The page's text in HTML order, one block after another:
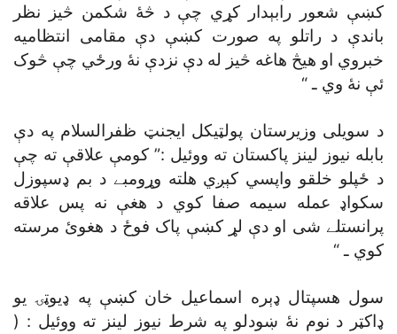
کښې شعور رابېدار کړي چې د څۀ شکمن څيز نظر
باندې د راتلو په صورت کښې دې مقامى انتظاميه
خبروي او هيڅ هاغه څيز له دې نزدې نۀ ورځي چې څوک
ئې نۀ وي ـ “
د سويلى وزيرستان پولټيکل ايجنټ ظفرالسلام په دې
بابله نيوز لينز پاکستان ته ووئيل :” کومې علاقې ته چې
د ځپلو خلقو واپسي کېږي هلته وړومبے د بم ډسپوزل
سکواډ عمله سيمه صفا کوي د هغې نه پس علاقه
پرانستلے شى او دې لړ کښې پاک فوځ د هغوئ مرسته
کوي ـ “
سول هسپتال ډېره اسماعيل خان کښې په ډيوټۍ يو
ډاکټر د نوم نۀ ښودلو په شرط نيوز لينز ته ووئيل : (